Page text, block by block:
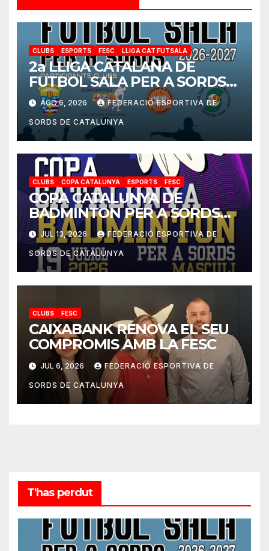
CLUBS ESPORTS FESC LLIGA CAT FUTSALA
2a LLIGA CATALANA DE
FUTBOL SALA PER A SORDS
2026-2027
AGO 6, 2026 FEDERACIÓ ESPORTIVA DE
SORDS DE CATALUNYA
CLUBS COPA CATALUNYA ESPORTS FESC
COPA CATALUNYA DE
BADMINTON PER A SORDS
2026
JUL 13, 2026 FEDERACIÓ ESPORTIVA DE
SORDS DE CATALUNYA
CLUBS FESC
CAIXABANK RENOVA EL SEU
COMPROMIS AMB LA FESC
JUL 6, 2026 FEDERACIÓ ESPORTIVA DE
SORDS DE CATALUNYA
T'has perdut